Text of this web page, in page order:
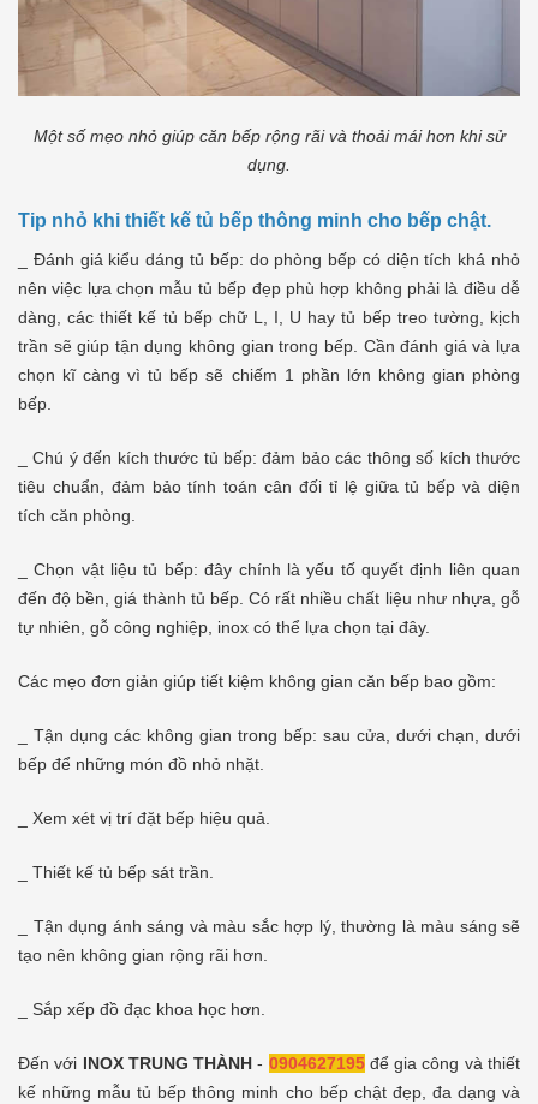
Một số mẹo nhỏ giúp căn bếp rộng rãi và thoải mái hơn khi sử
dụng.
Tip nhỏ khi thiết kế tủ bếp thông minh cho bếp chật.
_ Đánh giá kiểu dáng tủ bếp: do phòng bếp có diện tích khá nhỏ
nên việc lựa chọn mẫu tủ bếp đẹp phù hợp không phải là điều dễ
dàng, các thiết kế tủ bếp chữ L, I, U hay tủ bếp treo tường, kịch
trần sẽ giúp tận dụng không gian trong bếp. Cần đánh giá và lựa
chọn kĩ càng vì tủ bếp sẽ chiếm 1 phần lớn không gian phòng
bếp.
_ Chú ý đến kích thước tủ bếp: đảm bảo các thông số kích thước
tiêu chuẩn, đảm bảo tính toán cân đối tỉ lệ giữa tủ bếp và diện
tích căn phòng.
_ Chọn vật liệu tủ bếp: đây chính là yếu tố quyết định liên quan
đến độ bền, giá thành tủ bếp. Có rất nhiều chất liệu như nhựa, gỗ
tự nhiên, gỗ công nghiệp, inox có thể lựa chọn tại đây.
Các mẹo đơn giản giúp tiết kiệm không gian căn bếp bao gồm:
_ Tận dụng các không gian trong bếp: sau cửa, dưới chạn, dưới
bếp để những món đồ nhỏ nhặt.
_ Xem xét vị trí đặt bếp hiệu quả.
_ Thiết kế tủ bếp sát trần.
_ Tận dụng ánh sáng và màu sắc hợp lý, thường là màu sáng sẽ
tạo nên không gian rộng rãi hơn.
_ Sắp xếp đồ đạc khoa học hơn.
Đến với INOX TRUNG THÀNH - 0904627195để gia công và thiết
kế những mẫu tủ bếp thông minh cho bếp chật đẹp, đa dạng và